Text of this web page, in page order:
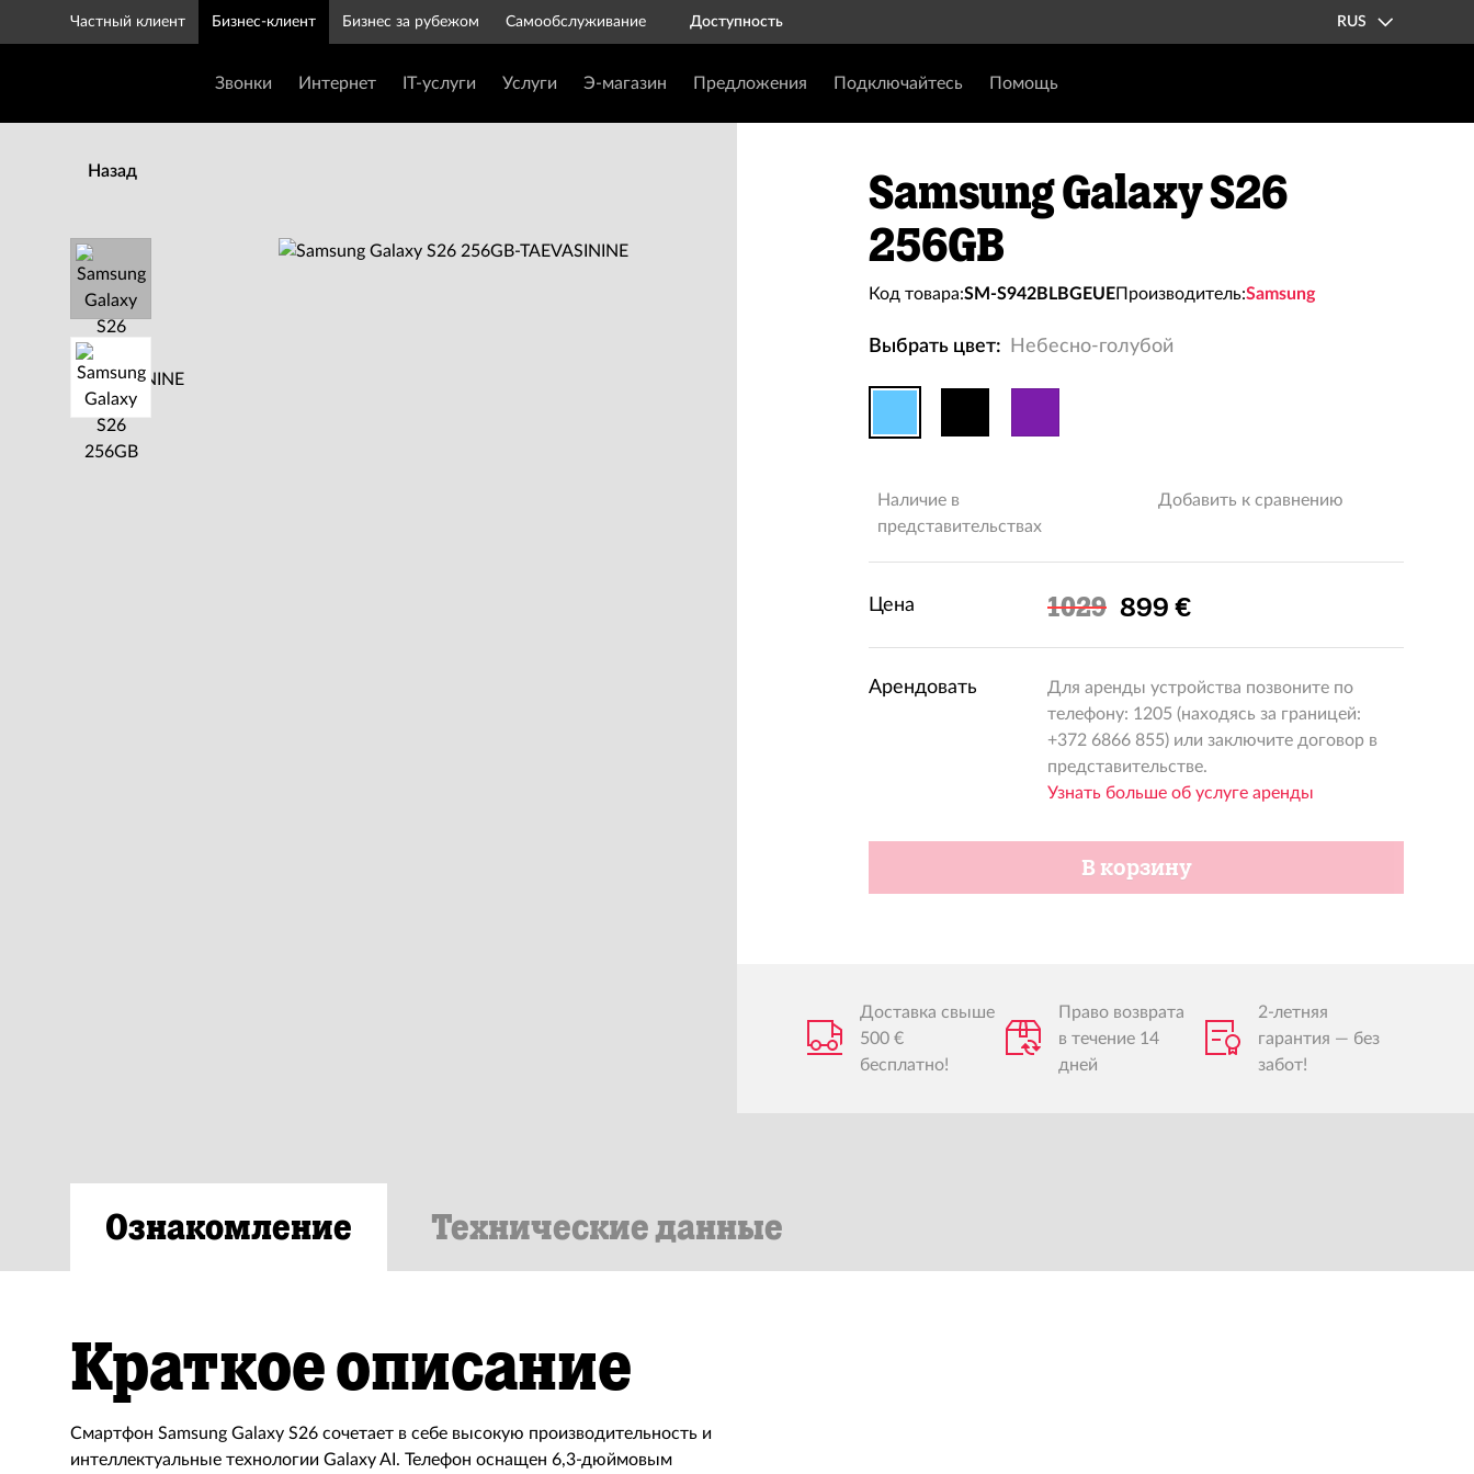
Частный клиент Бизнес-клиент Бизнес за рубежом Самообслуживание Доступность RUS
Звонки Интернет IT-услуги Услуги Э-магазин Предложения Подключайтесь Помощь
Назад
Samsung Galaxy S26
256GB
Код товара:SM-S942BLBGEUEПроизводитель:Samsung
Выбрать цвет: Небесно-голубой
Наличие в
представительствах
Добавить к сравнению
Цена 1029 Льготная цена
899 €
Арендовать
Для аренды устройства позвоните по
телефону: 1205 (находясь за границей:
+372 6866 855) или заключите договор в
представительстве.
Узнать больше об услуге аренды
В корзину
Доставка свыше
500 €
бесплатно!
Право возврата
в течение 14
дней
2-летняя
гарантия — без
забот!
Ознакомление Технические данные
Краткое описание
Смартфон Samsung Galaxy S26 сочетает в себе высокую производительность и
интеллектуальные технологии Galaxy AI. Телефон оснащен 6,3-дюймовым